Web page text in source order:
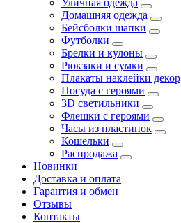
Домашняя одежда
Бейсболки шапки
Футболки
Брелки и кулоны
Рюкзаки и сумки
Плакаты наклейки декор
Посуда с героями
3D светильники
Флешки с героями
Часы из пластинок
Кошельки
Распродажа
Новинки
Доставка и оплата
Гарантия и обмен
Отзывы
Контакты